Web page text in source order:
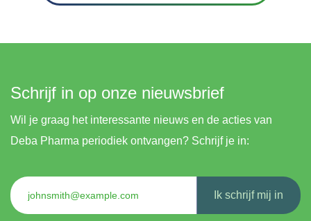
Ik schrijf mij in
Schrijf in op onze nieuwsbrief
Wil je graag het interessante nieuws en de acties van
Deba Pharma periodiek ontvangen? Schrijf je in: